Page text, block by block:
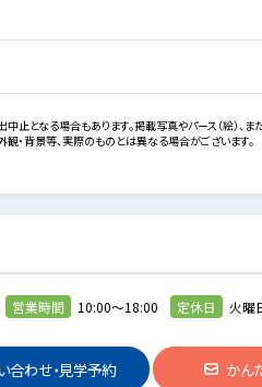
となる場合もあります。掲載写真やパース（絵）、
・背景等、実際のものとは異なる場合がございます。
営業時間 10:00～18:00 定休日 火曜
合わせ・見学予約 かん